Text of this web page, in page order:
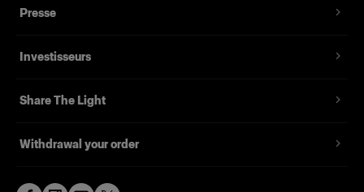
Presse
Investisseurs
Share The Light
Withdrawal your order